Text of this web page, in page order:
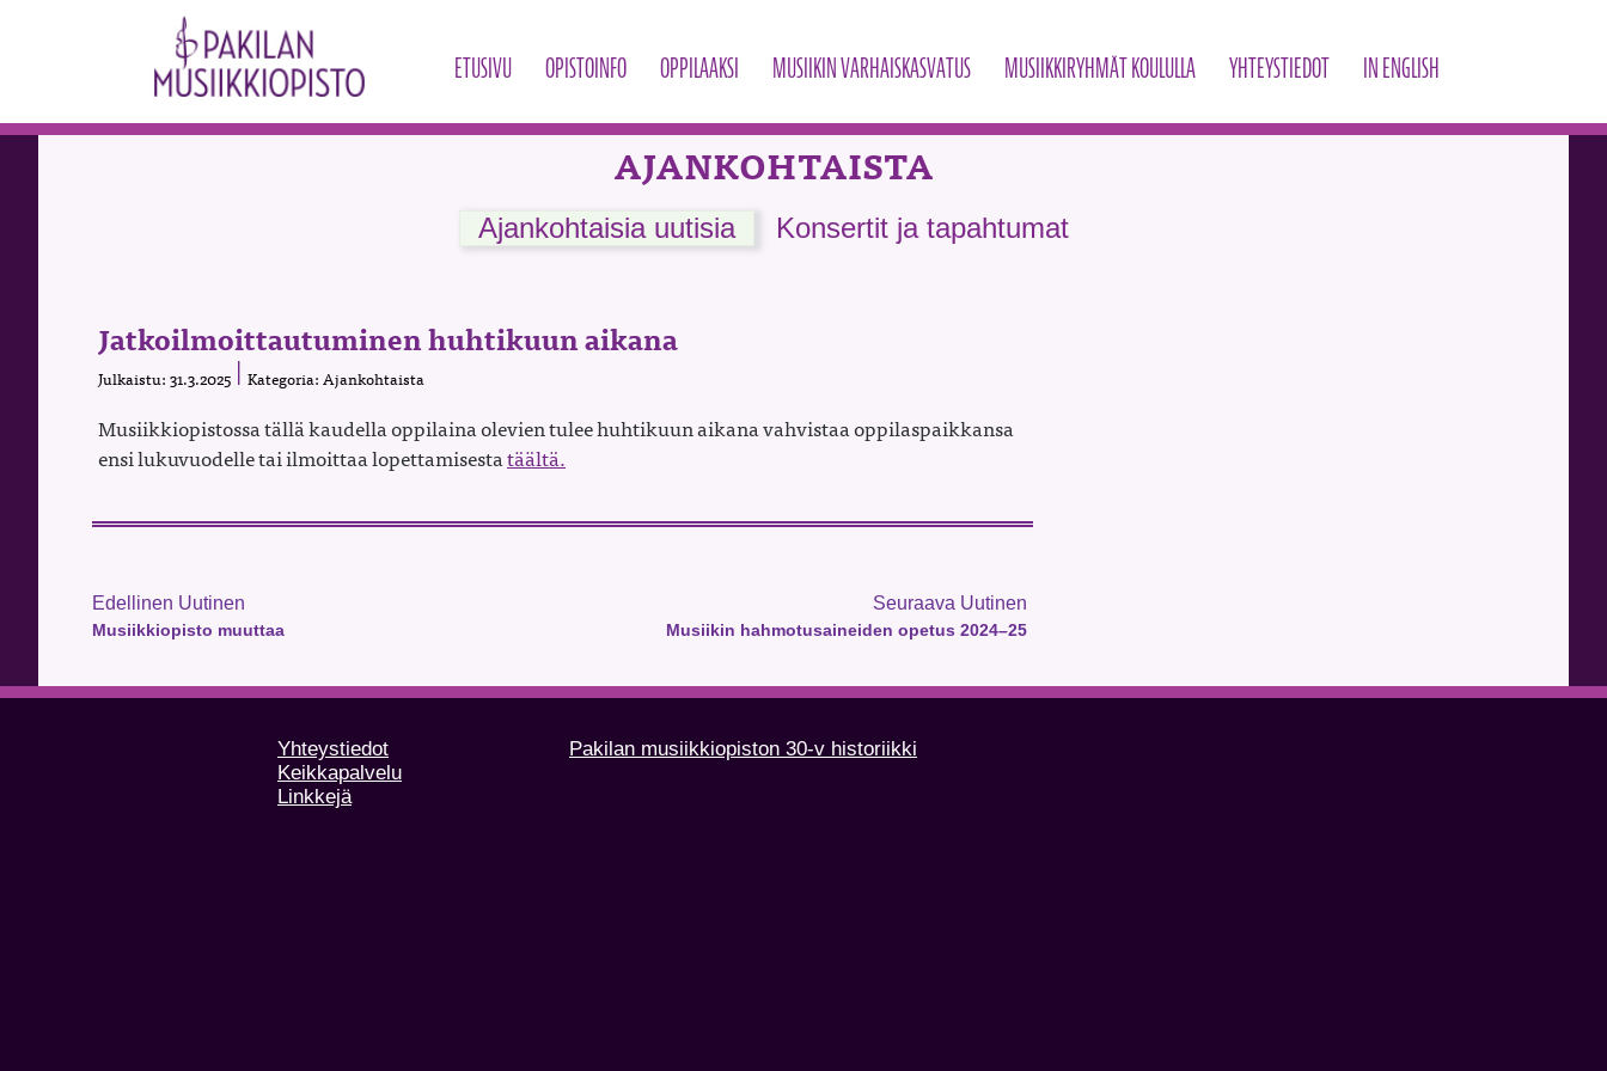
ETUSIVU OPISTOINFO OPPILAAKSI MUSIIKIN VARHAISKASVATUS MUSIIKKIRYHMÄT KOULULLA YHTEYSTIEDOT IN ENGLISH
AJANKOHTAISTA
Ajankohtaisia uutisia Konsertit ja tapahtumat
Jatkoilmoittautuminen huhtikuun aikana
Julkaistu: 31.3.2025 Kategoria: Ajankohtaista
Musiikkiopistossa tällä kaudella oppilaina olevien tulee huhtikuun aikana vahvistaa oppilaspaikkansa
ensi lukuvuodelle tai ilmoittaa lopettamisestatäältä.
Edellinen Uutinen
Musiikkiopisto muuttaa
Seuraava Uutinen
Musiikin hahmotusaineiden opetus 2024–25
Yhteystiedot
Keikkapalvelu
Linkkejä
Pakilan musiikkiopiston 30-v historiikki